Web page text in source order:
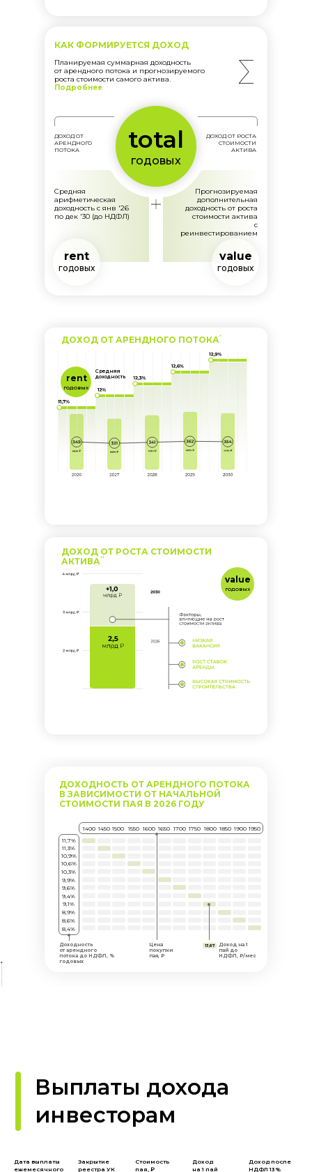
годовых
rent
ДОХОД ОТ
АРЕНДНОГО
ПОТОКА
ДОХОД ОТ РОСТА
СТОИМОСТИ
АКТИВА
Планируемая суммарная доходность
от арендного потока и прогнозируемого
роста стоимости самого актива.
Подробнее
КАК ФОРМИРУЕТСЯ ДОХОД
Средняя
арифметическая
доходность с янв '26
по дек '30 (до НДФЛ)
Прогнозируемая
дополнительная
доходность от роста
стоимости актива
с
реинвестированием
value
годовых
total
годовых
ДОХОД ОТ РОСТА СТОИМОСТИ
АКТИВА**
ДОХОД ОТ АРЕНДНОГО ПОТОКА*
value
годовых
rent
годовых
Средняя
доходность
ДОХОДНОСТЬ ОТ АРЕНДНОГО ПОТОКА
В ЗАВИСИМОСТИ ОТ НАЧАЛЬНОЙ
СТОИМОСТИ ПАЯ В 2026 ГОДУ
Доходность
от арендного
потока до НДФЛ, %
годовых
Доход на 1
пай до
НДФЛ, ₽/мес
Цена
покупки
пая, ₽
13,67
1400 1600 1800
1450 1650 1850
1500 1700 1900
1550 1750
1950
11,7%
11,3%
10,9%
10,6%
10,3%
9,9%
9,6%
9,4%
9,1%
8,9%
8,6%
8,4%
Выплаты дохода
инвесторам
Дата выплаты
ежемесячного
Закрытие
реестра УК
Стоимость
пая, ₽
Доход
на 1 пай
Доход после
НДФЛ 13%